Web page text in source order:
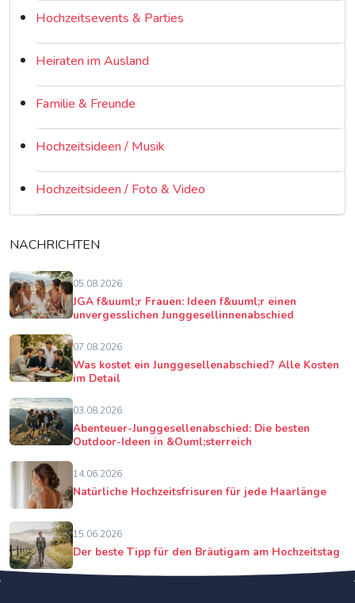
Hochzeitsevents & Parties
Heiraten im Ausland
Familie & Freunde
Hochzeitsideen / Musik
Hochzeitsideen / Foto & Video
NACHRICHTEN
05.08.2026
JGA f&uuml;r Frauen: Ideen f&uuml;r einen
unvergesslichen Junggesellinnenabschied
07.08.2026
Was kostet ein Junggesellenabschied? Alle Kosten
im Detail
03.08.2026
Abenteuer-Junggesellenabschied: Die besten
Outdoor-Ideen in &Ouml;sterreich
14.06.2026
Natürliche Hochzeitsfrisuren für jede Haarlänge
15.06.2026
Der beste Tipp für den Bräutigam am Hochzeitstag